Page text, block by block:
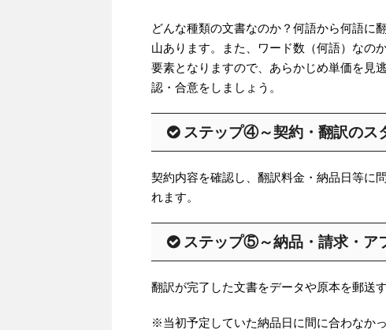
どんな種類の文書なのか？何語から何語に
山あります。また、ワード数（何語）なの
要素となりますので、あらかじめ単価を見
認・合意をしましょう。
ステップ④～契約・翻訳のス
契約内容を確認し、翻訳料金・納品日等に
れます。
ステップ⑤～納品・請求・ア
翻訳が完了した文書をデータや原本を郵送
※当初予定していた納品日に間に合わなか